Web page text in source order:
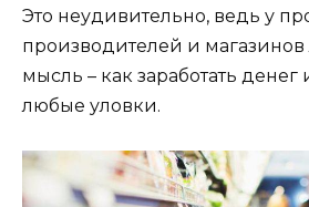
Это неудивительно, ведь у
производителей и
мысль – как заработать
любые уловки.